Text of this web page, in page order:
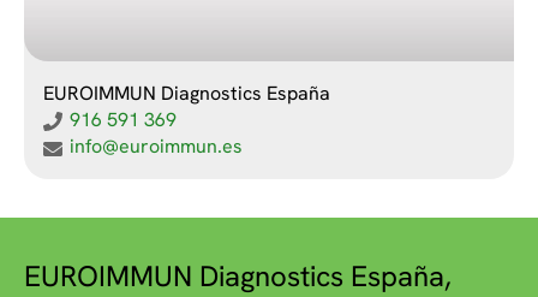
EUROIMMUN Diagnostics España
916 591 369
info@euroimmun.es
EUROIMMUN Diagnostics España,